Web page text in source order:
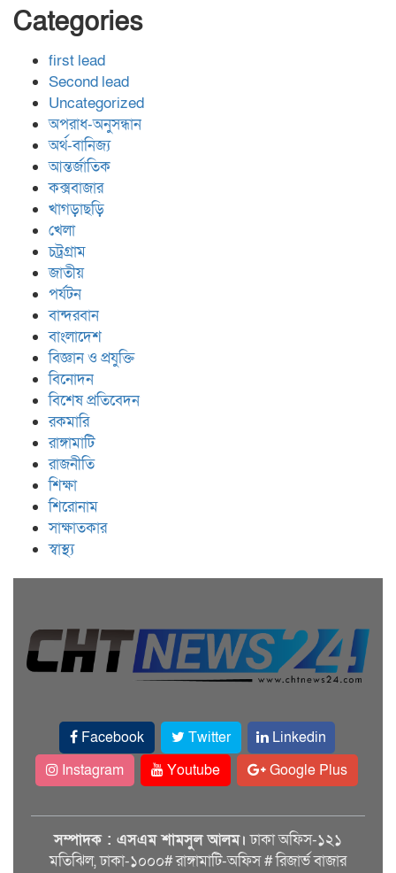
Categories
first lead
Second lead
Uncategorized
অপরাধ-অনুসন্ধান
অর্থ-বানিজ্য
আন্তর্জাতিক
কক্সবাজার
খাগড়াছড়ি
খেলা
চট্রগ্রাম
জাতীয়
পর্যটন
বান্দরবান
বাংলাদেশ
বিজ্ঞান ও প্রযুক্তি
বিনোদন
বিশেষ প্রতিবেদন
রকমারি
রাঙ্গামাটি
রাজনীতি
শিক্ষা
শিরোনাম
সাক্ষাতকার
স্বাস্থ্য
Facebook Twitter
Linkedin
Instagram
Youtube Google Plus
সম্পাদক : এসএম শামসুল আলম। ঢাকা অফিস-১২১
মতিঝিল, ঢাকা-১০০০# রাঙ্গামাটি-অফিস # রিজার্ভ বাজার